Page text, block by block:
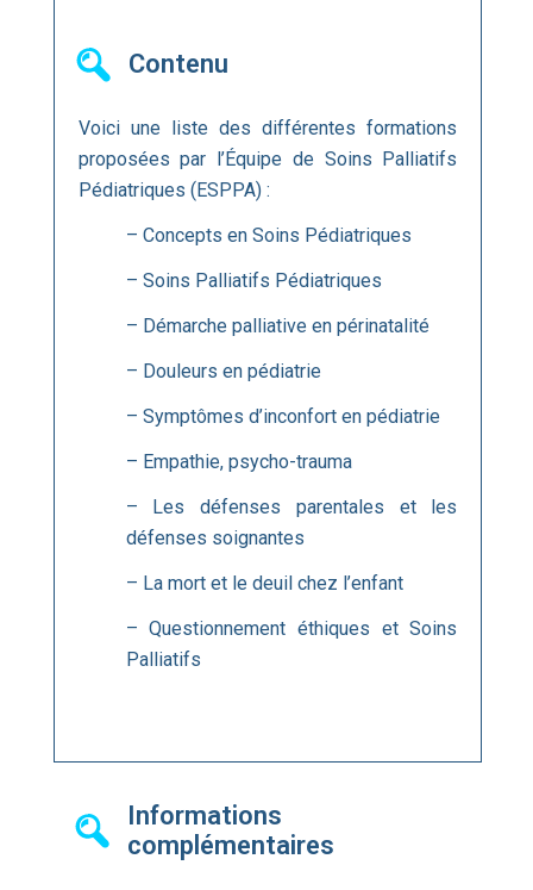
Contenu
Voici une liste des différentes formations
proposées par l’Équipe de Soins Palliatifs
Pédiatriques (ESPPA) :
– Concepts en Soins Pédiatriques
– Soins Palliatifs Pédiatriques
– Démarche palliative en périnatalité
– Douleurs en pédiatrie
– Symptômes d’inconfort en pédiatrie
– Empathie, psycho-trauma
– Les défenses parentales et les
défenses soignantes
– La mort et le deuil chez l’enfant
– Questionnement éthiques et Soins
Palliatifs
Informations
complémentaires